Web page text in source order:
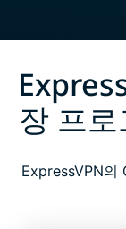
장 프
ExpressVPN의